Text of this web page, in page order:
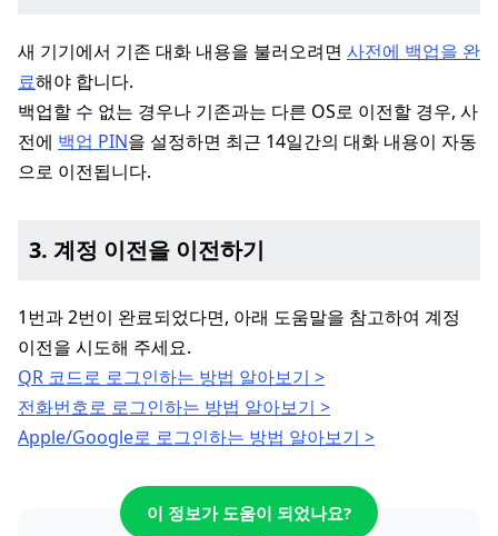
새 기기에서 기존 대화 내용을 불러오려면 사전에 백업을 완
료해야 합니다.
백업할 수 없는 경우나 기존과는 다른 OS로 이전할 경우, 사
전에 백업 PIN을 설정하면 최근 14일간의 대화 내용이 자동
으로 이전됩니다.
3. 계정 이전을 이전하기
1번과 2번이 완료되었다면, 아래 도움말을 참고하여 계정
이전을 시도해 주세요.
QR 코드로 로그인하는 방법 알아보기 >
전화번호로 로그인하는 방법 알아보기 >
Apple/Google로 로그인하는 방법 알아보기 >
이 정보가 도움이 되었나요?